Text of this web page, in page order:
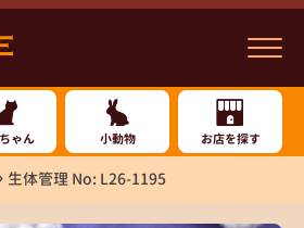
ゃん 小動物 お店を探す
生体管理 No: L26-1195